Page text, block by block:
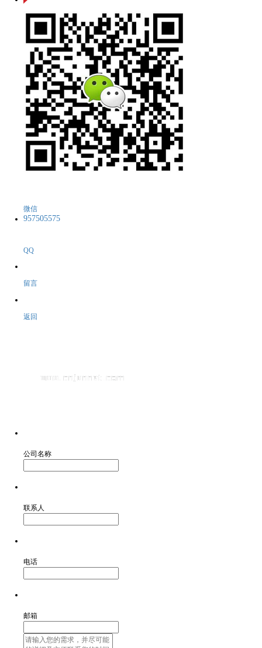
微信
957505575
QQ
留言
返回
公司名称
联系人
电话
邮箱